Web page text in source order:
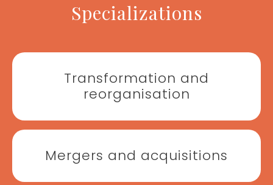
Specializations
Transformation and
reorganisation
Mergers and acquisitions